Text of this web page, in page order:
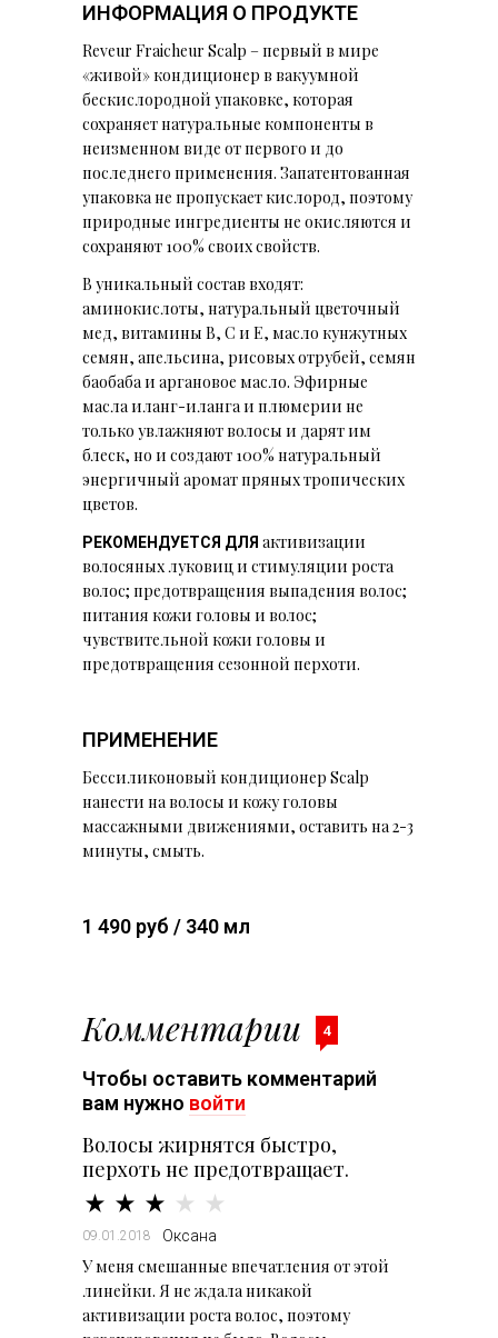
ИНФОРМАЦИЯ О ПРОДУКТЕ
Reveur Fraicheur Scalp – первый в мире
«живой» кондиционер в вакуумной
бескислородной упаковке, которая
сохраняет натуральные компоненты в
неизменном виде от первого и до
последнего применения. Запатентованная
упаковка не пропускает кислород, поэтому
природные ингредиенты не окисляются и
сохраняют 100% своих свойств.
В уникальный состав входят:
аминокислоты, натуральный цветочный
мед, витамины В, С и Е, масло кунжутных
семян, апельсина, рисовых отрубей, семян
баобаба и аргановое масло. Эфирные
масла иланг-иланга и плюмерии не
только увлажняют волосы и дарят им
блеск, но и создают 100% натуральный
энергичный аромат пряных тропических
цветов.
РЕКОМЕНДУЕТСЯ ДЛЯ активизации
волосяных луковиц и стимуляции роста
волос; предотвращения выпадения волос;
питания кожи головы и волос;
чувствительной кожи головы и
предотвращения сезонной перхоти.
ПРИМЕНЕНИЕ
Бессиликоновый кондиционер Scalp
нанести на волосы и кожу головы
массажными движениями, оставить на 2-3
минуты, смыть.
1 490 руб / 340 мл
Комментарии 4
Чтобы оставить комментарий
вам нужно войти
Волосы жирнятся быстро,
перхоть не предотвращает.
09.01.2018 Оксана
У меня смешанные впечатления от этой
линейки. Я не ждала никакой
активизации роста волос, поэтому